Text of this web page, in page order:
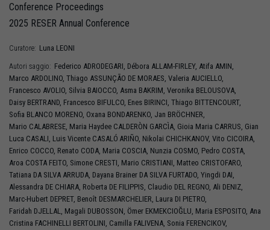
Conference Proceedings
2025 RESER Annual Conference
Curatore: Luna LEONI
Autori saggio: Federico ADRODEGARI, Débora ALLAM-FIRLEY, Atifa AMIN,
Marco ARDOLINO, Thiago ASSUNÇÃO DE MORAES, Valeria AUCIELLO,
Francesco AVOLIO, Silvia BAIOCCO, Asma BAKRIM, Veronika BELOUSOVA,
Daisy BERTRAND, Francesco BIFULCO, Enes BIRINCI, Thiago BITTENCOURT,
Sofia BLANCO MORENO, Oxana BONDARENKO, Jan BRÖCHNER,
Mario CALABRESE, Maria Haydee CALDERÒN GARCÌA, Gioia Maria CARRUS, Gian
Luca CASALI, Luis Vicente CASALÓ ARIÑO, Nikolai CHICHKANOV, Vito CICOIRA,
Enrico COCCO, Renato CODA, Maria COSCIA, Nunzia COSMO, Pedro COSTA,
Aroa COSTA FEITO, Simone CRESTI, Mario CRISTIANI, Matteo CRISTOFARO,
Tatiana DA SILVA ARRUDA, Dayana Brainer DA SILVA FURTADO, Yingdi DAI,
Alessandra DE CHIARA, Roberta DE FILIPPIS, Claudio DEL REGNO, Ali DENIZ,
Marc-Hubert DEPRET, Benoît DESMARCHELIER, Laura DI PIETRO,
Faridah DJELLAL, Magali DUBOSSON, Ömer EKMEKCIOĞLU, Maria ESPOSITO, Ana
Cristina FACHINELLI BERTOLINI, Camilla FALIVENA, Sonia FERENCIKOV,